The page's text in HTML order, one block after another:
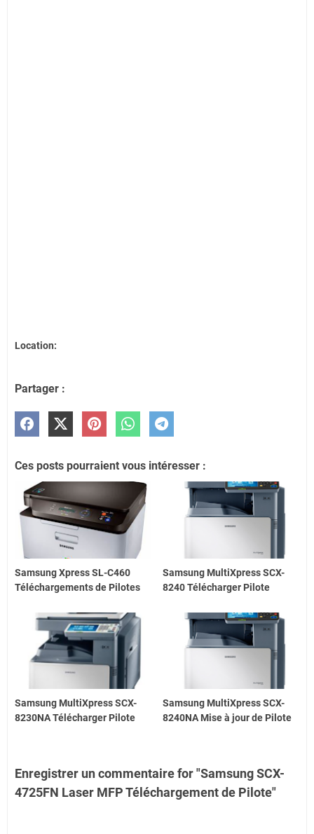
Location:
Partager :
Ces posts pourraient vous intéresser :
Samsung Xpress SL-C460
Téléchargements de Pilotes
Samsung MultiXpress SCX-
8240 Télécharger Pilote
Samsung MultiXpress SCX-
8230NA Télécharger Pilote
Samsung MultiXpress SCX-
8240NA Mise à jour de Pilote
Enregistrer un commentaire for "Samsung SCX-
4725FN Laser MFP Téléchargement de Pilote"